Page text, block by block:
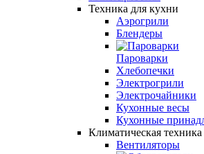
Техника для кухни
Аэрогрили
Блендеры
Пароварки
Хлебопечки
Электрогрили
Электрочайники
Кухонные весы
Кухонные
Климатическая техника
Вентиляторы